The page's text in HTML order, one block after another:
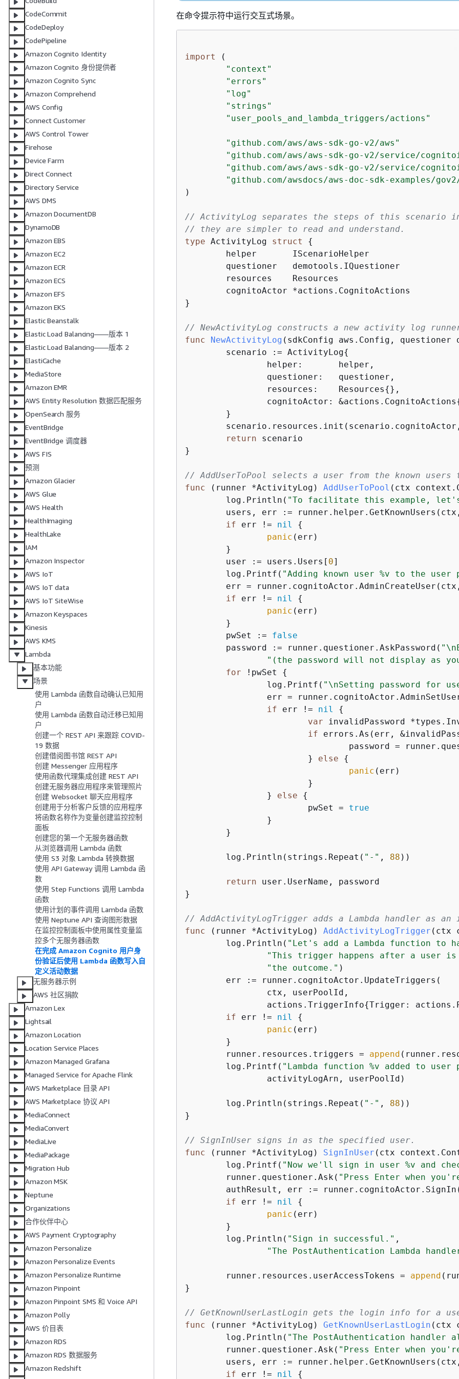
CodeCommit
CodeDeploy
CodePipeline
Amazon Cognito Identity
Amazon Cognito 身份提供者
Amazon Cognito Sync
Amazon Comprehend
AWS Config
Connect Customer
AWS Control Tower
Firehose
Device Farm
Direct Connect
Directory Service
AWS DMS
Amazon DocumentDB
DynamoDB
Amazon EBS
Amazon EC2
Amazon ECR
Amazon ECS
Amazon EFS
Amazon EKS
Elastic Beanstalk
Elastic Load Balancing——版本 1
Elastic Load Balancing——版本 2
ElastiCache
MediaStore
Amazon EMR
AWS Entity Resolution 数据匹配服务
OpenSearch 服务
EventBridge
EventBridge 调度器
AWS FIS
预测
Amazon Glacier
AWS Glue
AWS Health
HealthImaging
HealthLake
IAM
Amazon Inspector
AWS IoT
AWS IoT data
AWS IoT SiteWise
Amazon Keyspaces
Kinesis
AWS KMS
Lambda
基本功能
场景
使用 Lambda 函数自动确认已知用
户
使用 Lambda 函数自动迁移已知用
户
创建一个 REST API 来跟踪 COVID-
19 数据
创建借阅图书馆 REST API
创建 Messenger 应用程序
使用函数代理集成创建 REST API
创建无服务器应用程序来管理照片
创建 Websocket 聊天应用程序
创建用于分析客户反馈的应用程序
将函数名称作为变量创建监控控制
面板
创建您的第一个无服务器函数
从浏览器调用 Lambda 函数
使用 S3 对象 Lambda 转换数据
使用 API Gateway 调用 Lambda 函
数
使用 Step Functions 调用 Lambda
函数
使用计划的事件调用 Lambda 函数
使用 Neptune API 查询图形数据
在监控控制面板中使用属性变量监
控多个无服务器函数
在完成 Amazon Cognito 用户身
份验证后使用 Lambda 函数写入自
定义活动数据
无服务器示例
AWS 社区捐款
Amazon Lex
Lightsail
Amazon Location
Location Service Places
Amazon Managed Grafana
Managed Service for Apache Flink
AWS Marketplace 目录 API
AWS Marketplace 协议 API
MediaConnect
MediaConvert
MediaLive
MediaPackage
Migration Hub
Amazon MSK
Neptune
Organizations
合作伙伴中心
AWS Payment Cryptography
Amazon Personalize
Amazon Personalize Events
Amazon Personalize Runtime
Amazon Pinpoint
Amazon Pinpoint SMS 和 Voice API
Amazon Polly
AWS 价目表
Amazon RDS
Amazon RDS 数据服务
Amazon Redshift
在命令提示符中运行交互式场景。
import (
"context"
"errors"
"log"
"strings"
"user_pools_and_lambda_triggers/actions"
"github.com/aws/aws-sdk-go-v2/aws"
"github.com/aws/aws-sdk-go-v2/service/
"github.com/aws/aws-sdk-go-v2/service/
"github.com/awsdocs/aws-doc-sdk-examples/
)
// ActivityLog separates the steps of this scenario
// they are simpler to read and understand.
type ActivityLog struct
{
}
// NewActivityLog constructs a new activity log
func
NewActivityLog (sdkConfig aws.Config, questioner
	scenario := ActivityLog
{
		resources:    Resources
{},
		cognitoActor: &actions.CognitoActions
return scenario
}
// AddUserToPool selects a user from the known
func
(runner *ActivityLog) AddUserToPool (ctx
	log.Println(
"To facilitate this example,
if err != nil
{
panic (err)
	user := users.Users[
0]
	log.Printf(
"Adding known user %v to the user
if err != nil
{
panic (err)
	pwSet :=
false
	password := runner.questioner.AskPassword(
"(the password will not display as
for !pwSet {
		log.Printf(
"\nSetting password for
if err != nil
{
var invalidPassword
if errors.As(err,
password =
			}
else
{
panic (err)
		}
else
{
			pwSet =
true
	log.Println(strings.Repeat(
"-" , 88 ))
return user.UserName, password
}
// AddActivityLogTrigger adds a Lambda handler as
func
(runner *ActivityLog) AddActivityLogTrigger (ctx
	log.Println(
"Let's add a Lambda function to
"This trigger happens after a user
"the outcome." )
		actions.TriggerInfo
{Trigger:
if err != nil
{
panic (err)
	runner.resources.triggers =
append
	log.Printf(
"Lambda function %v added to
	log.Println(strings.Repeat(
"-" , 88 ))
}
// SignInUser signs in as the specified user.
func
(runner *ActivityLog) SignInUser (ctx
	log.Printf(
"Now we'll sign in user %v and
	runner.questioner.Ask(
"Press Enter when
if err != nil
{
panic (err)
	log.Println(
"Sign in successful." ,
"The PostAuthentication Lambda
	runner.resources.userAccessTokens =
append
}
// GetKnownUserLastLogin gets the login info for a
func
(runner *ActivityLog) GetKnownUserLastLogin (ctx
	log.Println(
"The PostAuthentication handler
	runner.questioner.Ask(
"Press Enter when
if err != nil {